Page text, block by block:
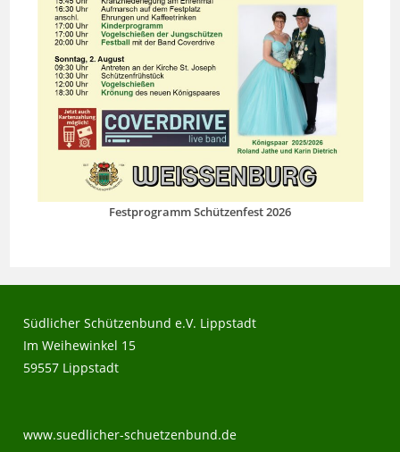
Festprogramm Schützenfest 2026
Südlicher Schützenbund e.V. Lippstadt
Im Weihewinkel 15
59557 Lippstadt
www.suedlicher-schuetzenbund.de